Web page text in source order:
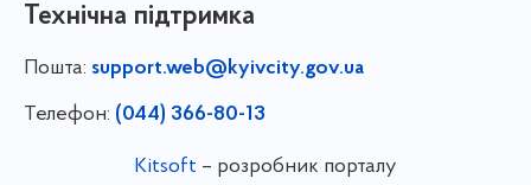
Технічна підтримка
Пошта: support.web@kyivcity.gov.ua
Телефон: (044) 366-80-13
Kitsoft – розробник порталу